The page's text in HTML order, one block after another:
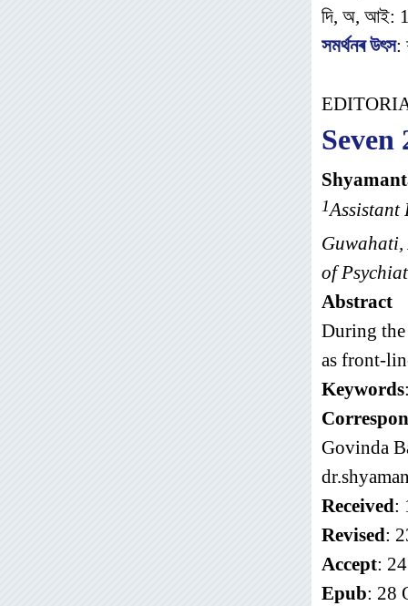
দি, অ, আই:
সমর্থনৰ উৎস:
Seven
1Assistant
of
Abstract
During
as front-
Keywords
Govinda
Received:
Revised:
Accept:
Epub: 28